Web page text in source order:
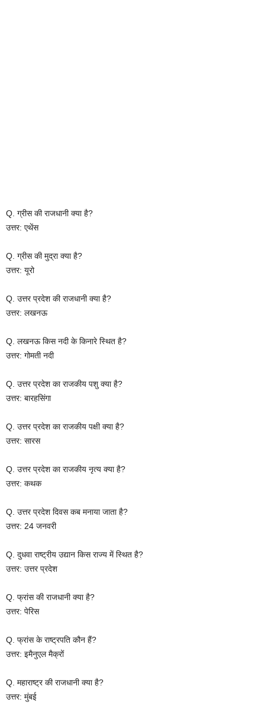
Q. ग्रीस की राजधानी क्या है?
उत्तर: एथेंस
Q. ग्रीस की मुद्रा क्या है?
उत्तर: यूरो
Q. उत्तर प्रदेश की राजधानी क्या है?
उत्तर: लखनऊ
Q. लखनऊ किस नदी के किनारे स्थित है?
उत्तर: गोमती नदी
Q. उत्तर प्रदेश का राजकीय पशु क्या है?
उत्तर: बारहसिंगा
Q. उत्तर प्रदेश का राजकीय पक्षी क्या है?
उत्तर: सारस
Q. उत्तर प्रदेश का राजकीय नृत्य क्या है?
उत्तर: कथक
Q. उत्तर प्रदेश दिवस कब मनाया जाता है?
उत्तर: 24 जनवरी
Q. दुधवा राष्ट्रीय उद्यान किस राज्य में स्थित है?
उत्तर: उत्तर प्रदेश
Q. फ्रांस की राजधानी क्या है?
उत्तर: पेरिस
Q. फ्रांस के राष्ट्रपति कौन हैं?
उत्तर: इमैनुएल मैक्रों
Q. महाराष्ट्र की राजधानी क्या है?
उत्तर: मुंबई